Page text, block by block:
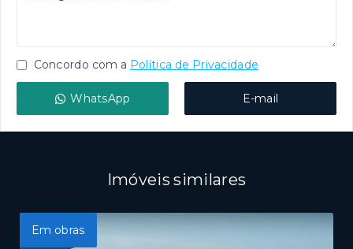
Concordo com a Política de Privacidade
WhatsApp E-mail
Imóveis similares
Em obras